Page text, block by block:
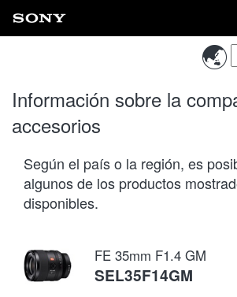
Información sobre la
accesorios
Según el país o la región, es
algunos de los productos
disponibles.
FE 35mm F1.4 GM
SEL35F14GM